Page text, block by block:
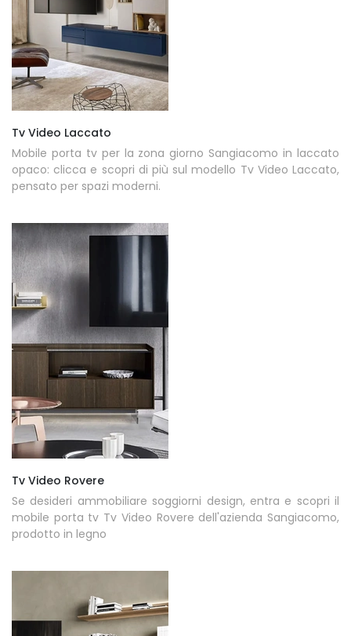
Tv Video Laccato
Mobile porta tv per la zona giorno Sangiacomo in laccato
opaco: clicca e scopri di più sul modello Tv Video Laccato,
pensato per spazi moderni.
Tv Video Rovere
Se desideri ammobiliare soggiorni design, entra e scopri il
mobile porta tv Tv Video Rovere dell'azienda Sangiacomo,
prodotto in legno